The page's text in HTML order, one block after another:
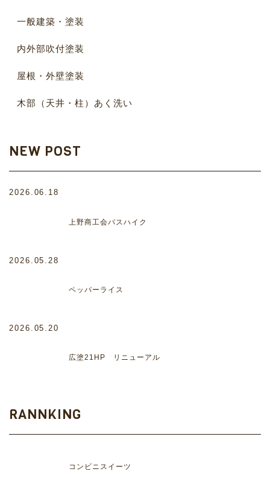
一般建築・塗装
内外部吹付塗装
屋根・外壁塗装
木部（天井・柱）あく洗い
NEW POST
2026.06.18
上野商工会バスハイク
2026.05.28
ペッパーライス
2026.05.20
広塗21HP リニューアル
RANNKING
コンビニスイーツ